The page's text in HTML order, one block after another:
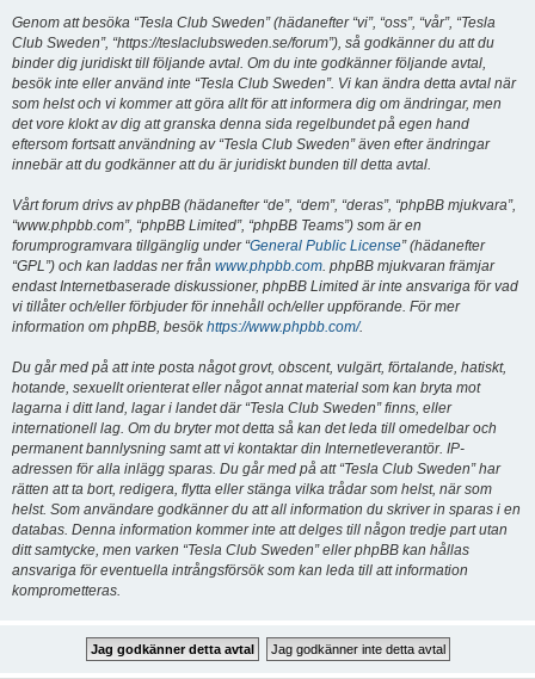
Genom att besöka “Tesla Club Sweden” (hädanefter “vi”, “oss”, “vår”, “Tesla
Club Sweden”, “https://teslaclubsweden.se/forum”), så godkänner du att du
binder dig juridiskt till följande avtal. Om du inte godkänner följande avtal,
besök inte eller använd inte “Tesla Club Sweden”. Vi kan ändra detta avtal när
som helst och vi kommer att göra allt för att informera dig om ändringar, men
det vore klokt av dig att granska denna sida regelbundet på egen hand
eftersom fortsatt användning av “Tesla Club Sweden” även efter ändringar
innebär att du godkänner att du är juridiskt bunden till detta avtal.
Vårt forum drivs av phpBB (hädanefter “de”, “dem”, “deras”, “phpBB mjukvara”,
“www.phpbb.com”, “phpBB Limited”, “phpBB Teams”) som är en
forumprogramvara tillgänglig under “General Public License” (hädanefter
“GPL”) och kan laddas ner från www.phpbb.com. phpBB mjukvaran främjar
endast Internetbaserade diskussioner, phpBB Limited är inte ansvariga för vad
vi tillåter och/eller förbjuder för innehåll och/eller uppförande. För mer
information om phpBB, besökhttps://www.phpbb.com/.
Du går med på att inte posta något grovt, obscent, vulgärt, förtalande, hatiskt,
hotande, sexuellt orienterat eller något annat material som kan bryta mot
lagarna i ditt land, lagar i landet där “Tesla Club Sweden” finns, eller
internationell lag. Om du bryter mot detta så kan det leda till omedelbar och
permanent bannlysning samt att vi kontaktar din Internetleverantör. IP-
adressen för alla inlägg sparas. Du går med på att “Tesla Club Sweden” har
rätten att ta bort, redigera, flytta eller stänga vilka trådar som helst, när som
helst. Som användare godkänner du att all information du skriver in sparas i en
databas. Denna information kommer inte att delges till någon tredje part utan
ditt samtycke, men varken “Tesla Club Sweden” eller phpBB kan hållas
ansvariga för eventuella intrångsförsök som kan leda till att information
komprometteras.